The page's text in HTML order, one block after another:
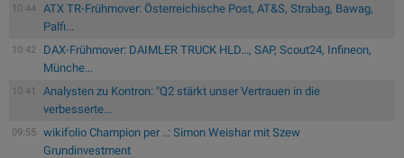
10:44
ATX TR-Frühmover: Österreichische Post, AT&S, Strabag, Bawag,
Palfi...
10:42
DAX-Frühmover: DAIMLER TRUCK HLD..., SAP, Scout24, Infineon,
Münche...
10:41
Analysten zu Kontron: "Q2 stärkt unser Vertrauen in die
verbesserte...
09:55
wikifolio Champion per ..: Simon Weishar mit Szew
Grundinvestment